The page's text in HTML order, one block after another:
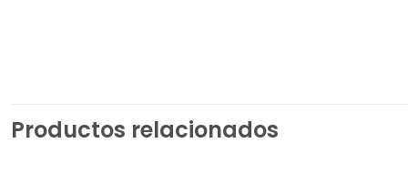
Productos relacionados